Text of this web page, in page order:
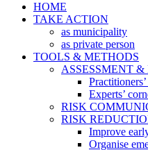
HOME
TAKE ACTION
as municipality
as private person
TOOLS & METHODS
ASSESSMENT
Experts’
RISK
RISK
Improve
Organise